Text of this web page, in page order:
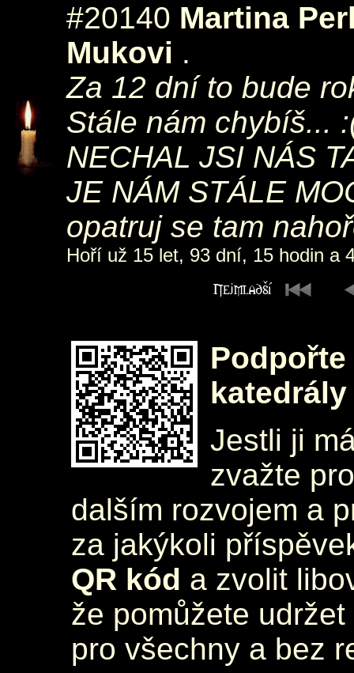
#20140 Martina
Mukovi .
Za 12 dní to bude
Stále nám chybíš...
NECHAL JSI NÁS
JE NÁM STÁLE
opatruj se tam
Hoří už 15 let, 93 dní, 15 hodin a
katedrály
Jestli ji
zvažte
dalším rozvojem a
za jakýkoli
QR kód a zvolit
že pomůžete
pro všechny a bez